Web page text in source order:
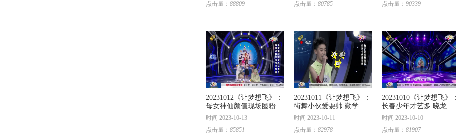
点击量： 88809
点击量： 80785
点击量： 90339
20231012《让梦想飞》：
母女神仙颜值现场圈粉
盲盒迷妹大方分享惊喜
时间 2023-10-13
点击量： 85851
20231011《让梦想飞》：
街舞小伙爱耍帅 勤学苦
练舞技高
时间 2023-10-11
点击量： 82978
20231010《让梦想飞》：
长春少年才艺多 晓龙实
力坑老乡
时间 2023-10-10
点击量： 81907